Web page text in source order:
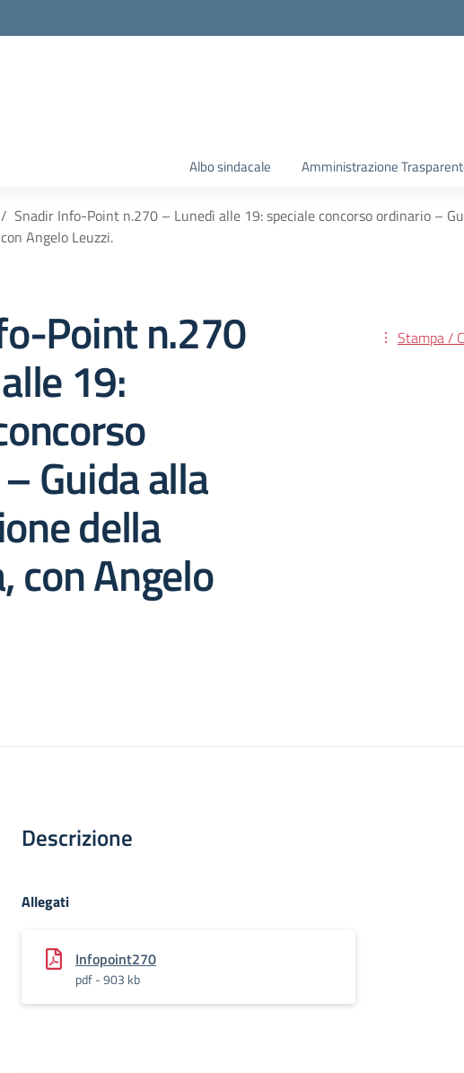
Albo sindacale Amministrazione
Snadir Info-Point n.270 – Lunedì alle 19: speciale concorso ordinario –
con Angelo Leuzzi.
Point n.270
19:
Guida alla
della
con Angelo
Stampa /
Descrizione
Allegati
Infopoint270
pdf - 903 kb